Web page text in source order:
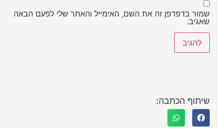
שמור בדפדפן זה את השם, האימייל והאתר שלי לפעם הבאה
שאגיב.
שיתוף הכתבה: